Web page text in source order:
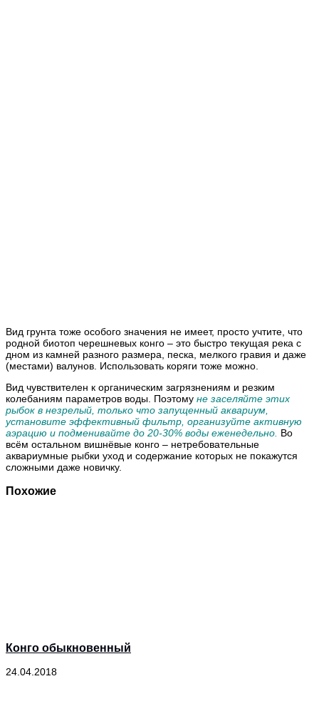
Вид грунта тоже особого значения не имеет, просто учтите, что
родной биотоп черешневых конго – это быстро текущая река с
дном из камней разного размера, песка, мелкого гравия и даже
(местами) валунов. Использовать коряги тоже можно.
Вид чувствителен к органическим загрязнениям и резким
колебаниям параметров воды. Поэтому не заселяйте этих
рыбок в незрелый, только что запущенный аквариум,
установите эффективный фильтр, организуйте активную
аэрацию и подменивайте до 20-30% воды еженедельно. Во
всём остальном вишнёвые конго – нетребовательные
аквариумные рыбки уход и содержание которых не покажутся
сложными даже новичку.
Похожие
Конго обыкновенный
24.04.2018